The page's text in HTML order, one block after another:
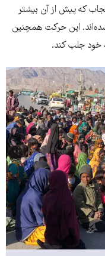
که پیش از آن بیشتر
این حرکت همچنین
خود جلب کند.